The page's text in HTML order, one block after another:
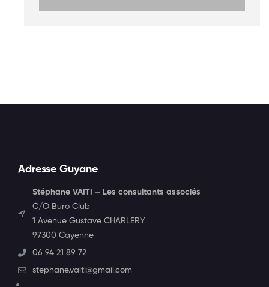
Adresse Guyane
Stéphane VAITI – Les consultants associés
C/O Buro Club
1 Avenue Gustave CHARLERY
97300 Cayenne
06 94 21 89 72
stephane.vaiti@gmail.com